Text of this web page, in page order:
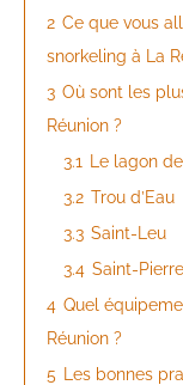
2 Ce que vous
snorkeling à La
3 Où sont les
Réunion ?
3.1
Le lagon
3.2 Trou d’Eau
3.3 Saint-Leu
3.4 Saint-Pierre
4 Quel
Réunion ?
5
Les bonnes